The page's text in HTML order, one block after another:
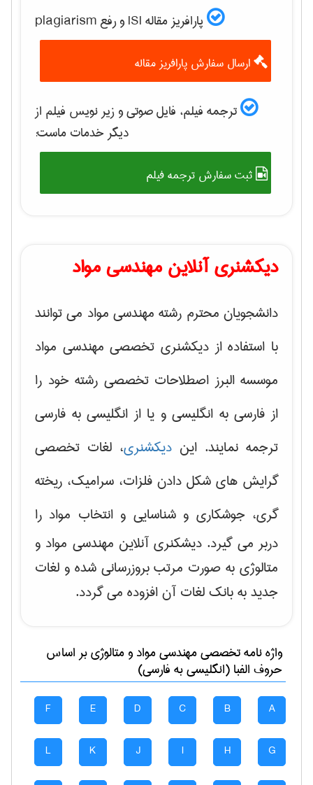
پارافریز مقاله ISI و رفع plagiarism
ارسال سفارش پارافریز مقاله
ترجمه فیلم، فایل صوتی و زیر نویس فیلم از
دیگر خدمات ماست:
ثبت سفارش ترجمه فیلم
دیکشنری آنلاین مهندسی مواد
دانشجویان محترم رشته مهندسی مواد می توانند
با استفاده از دیکشنری تخصصی مهندسی مواد
موسسه البرز اصطلاحات تخصصی رشته خود را
از فارسی به انگلیسی و یا از انگلیسی به فارسی
ترجمه نمایند. این دیکشنری، لغات تخصصی
گرایش های شکل دادن فلزات، سرامیک، ریخته
گری، جوشکاری و شناسایی و انتخاب مواد را
دربر می گیرد. دیشکنری آنلاین مهندسی مواد و
متالوژی به صورت مرتب بروزرسانی شده و لغات
جدید به بانک لغات آن افزوده می گردد.
واژه نامه تخصصیمهندسی مواد و متالوژیبر اساس
حروف الفبا (انگلیسی به فارسی)
A
B
C
D
E
F
G
H
I
J
K
L